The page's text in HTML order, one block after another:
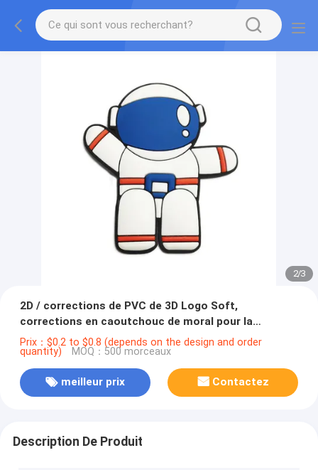
2/3
2D / corrections de PVC de 3D Logo Soft,
corrections en caoutchouc de moral pour la
décoration
Prix：$0.2 to $0.8 (depends on the design and order
quantity) MOQ：500 morceaux
meilleur prix Contactez
Description De Produit